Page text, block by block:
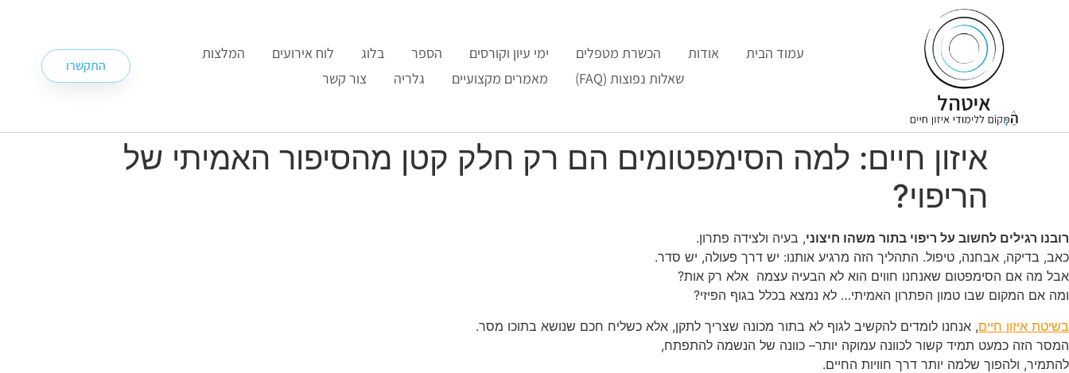
עמוד הבית אודות הכשרת מטפלים ימי עיון וקורסים הספר בלוג לוח אירועים
המלצות
שאלות נפוצות (FAQ)
מאמרים מקצועיים גלריה צור קשר
התקשרו
איזון חיים: למה הסימפטומים הם רק חלק קטן מהסיפור האמיתי של
הריפוי?
רובנו רגילים לחשוב על ריפוי בתור משהו חיצוני, בעיה ולצידה פתרון.
כאב, בדיקה, אבחנה, טיפול. התהליך הזה מרגיע אותנו: יש דרך פעולה, יש סדר.
אבל מה אם הסימפטום שאנחנו חווים הוא לא הבעיה עצמה אלא רק אות?
ומה אם המקום שבו טמון הפתרון האמיתי… לא נמצא בכלל בגוף הפיזי?
בשיטת איזון חיים, אנחנו לומדים להקשיב לגוף לא בתור מכונה שצריך לתקן, אלא כשליח חכם שנושא בתוכו מסר.
המסר הזה כמעט תמיד קשור לכוונה עמוקה יותר– כוונה של הנשמה להתפתח,
להתמיר, ולהפוך שלמה יותר דרך חוויות החיים.